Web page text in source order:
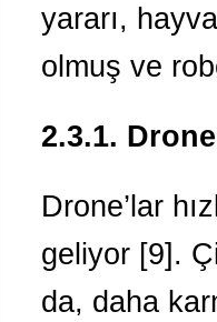
yararı,
olmuş ve
2.3.1.
Drone’lar
geliyor [9].
da, daha